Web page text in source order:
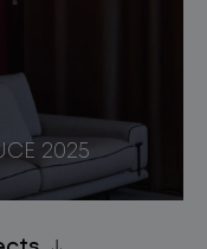
2025